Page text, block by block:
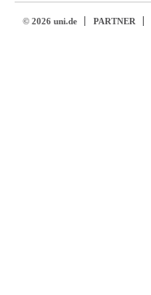
© 2026 uni.de PARTNER